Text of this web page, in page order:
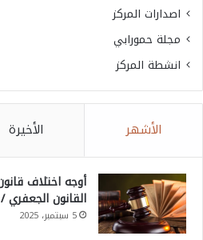
اصدارات المركز
مجلة حمورابي
انشطة المركز
الأشهر الأخيرة
أوجه اختلاف
القانون الجعفري /
5 سبتمبر، 2025